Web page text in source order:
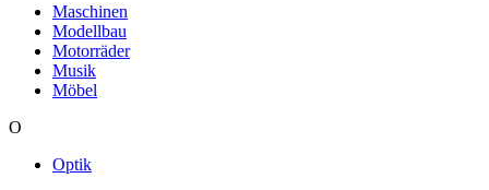
Maschinen
Modellbau
Motorräder
Musik
Möbel
O
Optik